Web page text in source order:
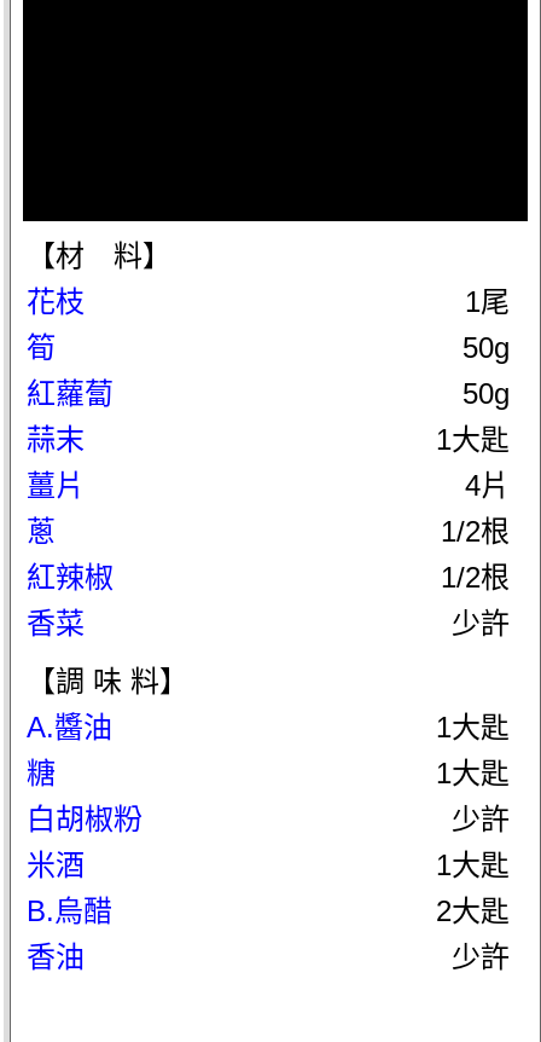
【材 料】
花枝
1尾
筍
50g
紅蘿蔔
50g
蒜末
1大匙
薑片
4片
蔥
1/2根
紅辣椒
1/2根
香菜
少許
【調 味 料】
A.醬油
1大匙
糖
1大匙
白胡椒粉
少許
米酒
1大匙
B.烏醋
2大匙
香油
少許